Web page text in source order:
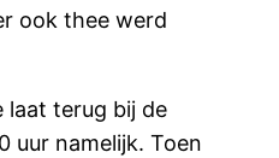
ook thee werd
laat terug bij de
uur namelijk. Toen